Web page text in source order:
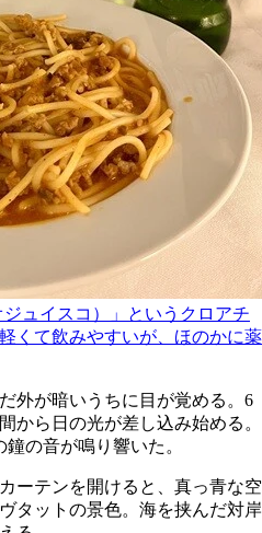
ュイスコ）」というクロアチ
くて飲みやすいが、ほのかに薬
外が暗いうちに目が覚める。6
から日の光が差し込み始める。
の音が鳴り響いた。
ーテンを開けると、真っ青な空
タットの景色。海を挟んだ対岸